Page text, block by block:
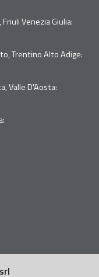
Venezia Giulia:
Trentino Alto Adige:
Valle D'Aosta: